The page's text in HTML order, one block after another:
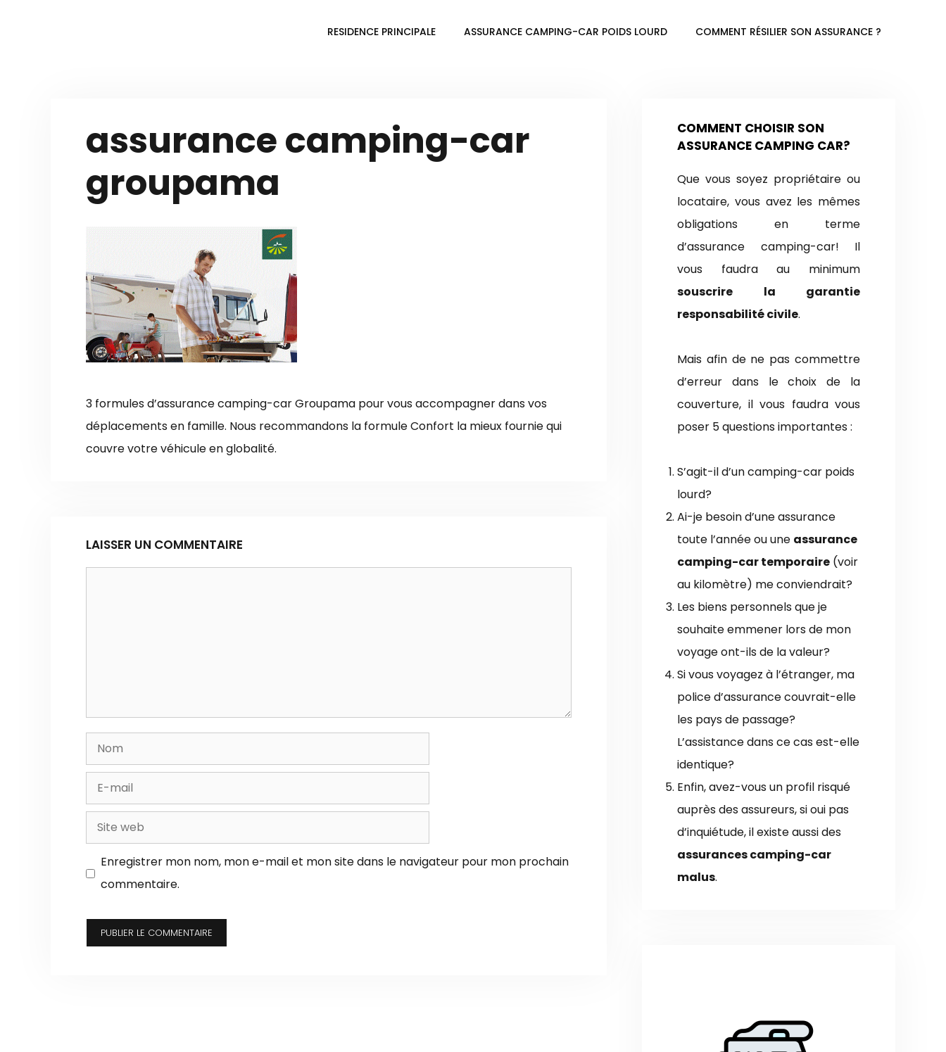
RESIDENCE PRINCIPALE ASSURANCE CAMPING-CAR POIDS LOURD COMMENT RÉSILIER SON ASSURANCE ?
assurance camping-car
groupama
3 formules d’assurance camping-car Groupama pour vous accompagner dans vos
déplacements en famille. Nous recommandons la formule Confort la mieux fournie qui
couvre votre véhicule en globalité.
LAISSER UN COMMENTAIRE
Nom
mail
Site
web
Enregistrer mon nom, mon e-mail et mon site dans le navigateur pour mon prochain
commentaire.
COMMENT CHOISIR SON
ASSURANCE CAMPING CAR?
Que vous soyez propriétaire ou
locataire, vous avez les mêmes
obligations en terme
d’assurance camping-car! Il
vous faudra au minimum
souscrire la garantie
responsabilité civile.
Mais afin de ne pas commettre
d’erreur dans le choix de la
couverture, il vous faudra vous
poser 5 questions importantes :
S’agit-il d’un camping-car poids
lourd?
Ai-je besoin d’une assurance
toute l’année ou une assurance
camping-car temporaire (voir
au kilomètre) me conviendrait?
Les biens personnels que je
souhaite emmener lors de mon
voyage ont-ils de la valeur?
Si vous voyagez à l’étranger, ma
police d’assurance couvrait-elle
les pays de passage?
L’assistance dans ce cas est-elle
identique?
Enfin, avez-vous un profil risqué
auprès des assureurs, si oui pas
d’inquiétude, il existe aussi des
assurances camping-car
malus.